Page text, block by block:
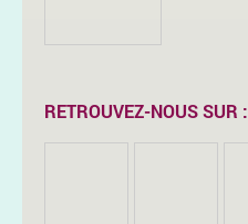
RETROUVEZ-NOUS SUR :